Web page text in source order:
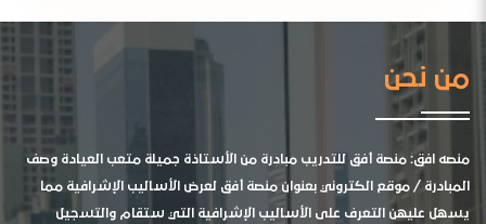
من نحن
منصه افق: منصة أفق للتدريب مبادرة من الأستاذة جميلة متعب العيادة وصف
المبادرة / موقع الكتروني بعنوان منصة أفق لعرض الأساليب الإشرافية مما
يسهل عليهن التعرف على الأساليب الإشرافية التي ستقام والتسجيل